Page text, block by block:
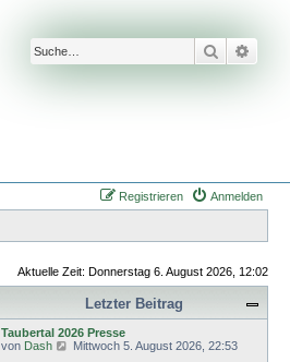
Suche
Anmelden
Registrieren
Aktuelle Zeit: Donnerstag 6. August 2026, 12:02
Letzter Beitrag
Taubertal 2026 Presse
von Dash
NMittwoch 5. August 2026, 22:53